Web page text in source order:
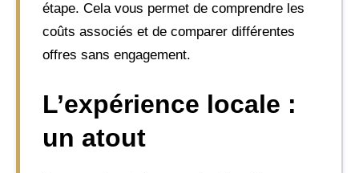
étape. Cela vous permet de comprendre les
coûts associés et de comparer différentes
offres sans engagement.
L’expérience locale :
un atout